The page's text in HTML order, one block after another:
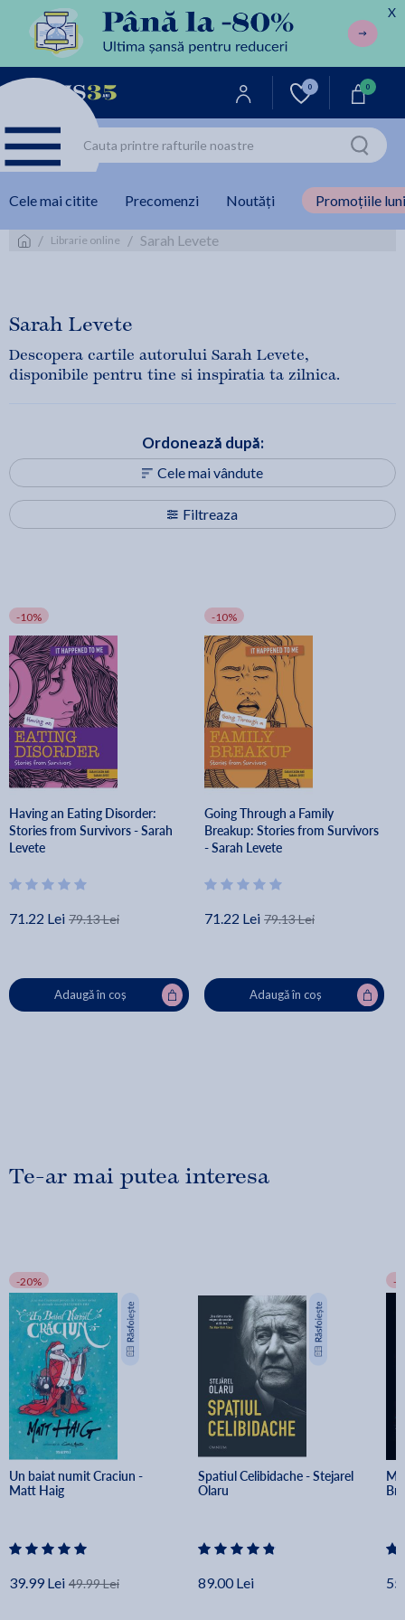
X
0 0
Cele mai citite Precomenzi Noutăți Promoțiile
/ Librarie online / Sarah Levete
Sarah Levete
Descopera cartile autorului Sarah Levete,
disponibile pentru tine si inspiratia ta zilnica.
Filtreaza
Ordonează după:
Cele mai vândute
-10%
Having an Eating Disorder:
Stories from Survivors - Sarah
Levete
71.22 Lei 79.13 Lei
Adaugă în coș
-10%
Going Through a Family
Breakup: Stories from Survivors
- Sarah Levete
71.22 Lei 79.13 Lei
Adaugă în coș
Te-ar mai putea interesa
-20%
Un baiat numit Craciun -
Matt Haig
39.99 Lei 49.99 Lei
Spatiul Celibidache - Stejarel
Olaru
89.00 Lei
-